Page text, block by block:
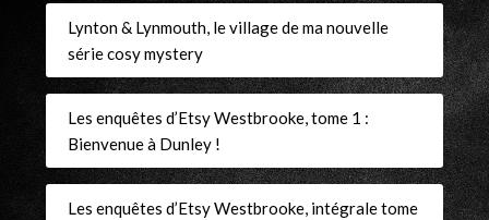
Lynton & Lynmouth, le village de ma nouvelle
série cosy mystery
Les enquêtes d’Etsy Westbrooke, tome 1 :
Bienvenue à Dunley !
Les enquêtes d’Etsy Westbrooke, intégrale tome